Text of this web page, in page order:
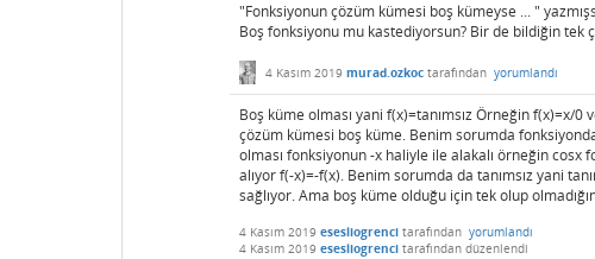
"Fonksiyonun çözüm kümesi boş kümeyse ... "
Boş fonksiyonu mu kastediyorsun? Bir de bildiğin tek
4 Kasım 2019 murad.ozkoc tarafından yorumlandı
Boş küme olması yani f(x)=tanımsız Örneğin f(x)=x/
çözüm kümesi boş küme. Benim sorumda
olması fonksiyonun -x haliyle ile alakalı örneğin
alıyor f(-x)=-f(x). Benim sorumda da tanımsız yani
sağlıyor. Ama boş küme olduğu için tek olup
4 Kasım 2019 esesliogrenci tarafından yorumlandı
4 Kasım 2019 esesliogrenci tarafından düzenlendi